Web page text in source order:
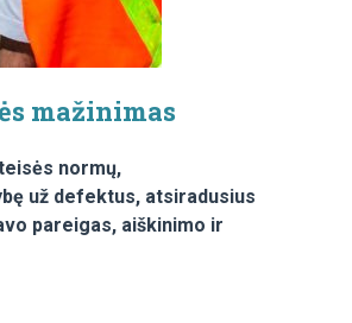
mažinimas
normų,
už defektus, atsiradusius
pareigas, aiškinimo ir